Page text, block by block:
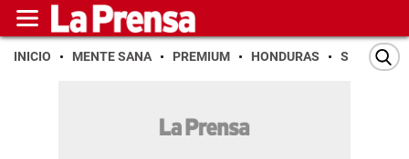
INICIO MENTE SANA PREMIUM HONDURAS SAN PEDRO